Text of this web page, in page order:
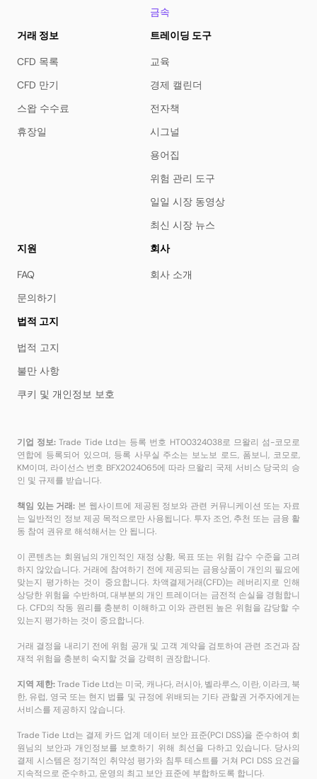
금속
거래 정보
CFD 목록
CFD 만기
스왑 수수료
휴장일
트레이딩 도구
교육
경제 캘린더
전자책
시그널
용어집
위험 관리 도구
일일 시장 동영상
최신 시장 뉴스
지원
FAQ
문의하기
회사
회사 소개
법적 고지
법적 고지
불만 사항
쿠키 및 개인정보 보호
기업 정보: Trade Tide Ltd는 등록 번호 HT00324038로 므왈리 섬-코모로
연합에 등록되어 있으며, 등록 사무실 주소는 보노보 로드, 폼보니, 코모로,
KM이며, 라이선스 번호 BFX2024065에 따라 므왈리 국제 서비스 당국의 승
인 및 규제를 받습니다.
책임 있는 거래: 본 웹사이트에 제공된 정보와 관련 커뮤니케이션 또는 자료
는 일반적인 정보 제공 목적으로만 사용됩니다. 투자 조언, 추천 또는 금융 활
동 참여 권유로 해석해서는 안 됩니다.
이 콘텐츠는 회원님의 개인적인 재정 상황, 목표 또는 위험 감수 수준을 고려
하지 않았습니다. 거래에 참여하기 전에 제공되는 금융상품이 개인의 필요에
맞는지 평가하는 것이 중요합니다. 차액결제거래(CFD)는 레버리지로 인해
상당한 위험을 수반하며, 대부분의 개인 트레이더는 금전적 손실을 경험합니
다. CFD의 작동 원리를 충분히 이해하고 이와 관련된 높은 위험을 감당할 수
있는지 평가하는 것이 중요합니다.
거래 결정을 내리기 전에 위험 공개 및 고객 계약을 검토하여 관련 조건과 잠
재적 위험을 충분히 숙지할 것을 강력히 권장합니다.
지역 제한:Trade Tide Ltd는 미국, 캐나다, 러시아, 벨라루스, 이란, 이라크, 북
한, 유럽, 영국 또는 현지 법률 및 규정에 위배되는 기타 관할권 거주자에게는
서비스를 제공하지 않습니다.
Trade Tide Ltd는 결제 카드 업계 데이터 보안 표준(PCI DSS)을 준수하여 회
원님의 보안과 개인정보를 보호하기 위해 최선을 다하고 있습니다. 당사의
결제 시스템은 정기적인 취약성 평가와 침투 테스트를 거쳐 PCI DSS 요건을
지속적으로 준수하고, 운영의 최고 보안 표준에 부합하도록 합니다.